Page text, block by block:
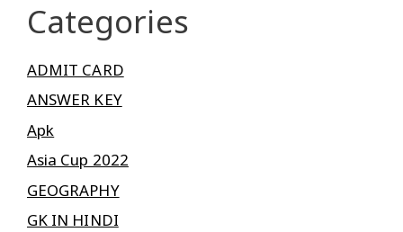
Categories
ADMIT CARD
ANSWER KEY
Apk
Asia Cup 2022
GEOGRAPHY
GK IN HINDI